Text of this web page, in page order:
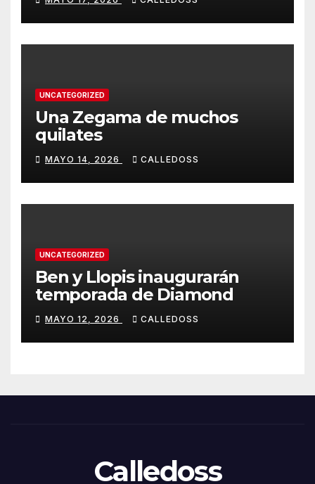
UNCATEGORIZED
Una Zegama de muchos
quilates
MAYO 14, 2026 CALLEDOSS
UNCATEGORIZED
Ben y Llopis inaugurarán
temporada de Diamond
MAYO 12, 2026 CALLEDOSS
Calledoss